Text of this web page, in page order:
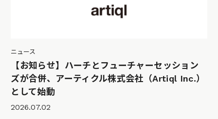
ニュース
【お知らせ】ハーチとフューチャーセッション
ズが合併、アーティクル株式会社（Artiql Inc.）
として始動
2026.07.02